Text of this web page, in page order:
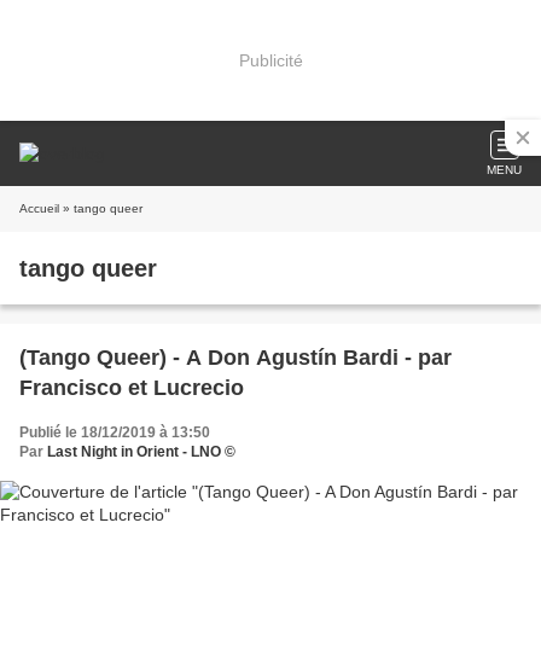
Publicité
MENU
Accueil » tango queer
tango queer
(Tango Queer) - A Don Agustín Bardi - par
Francisco et Lucrecio
Publié le 18/12/2019 à 13:50
Par Last Night in Orient - LNO ©